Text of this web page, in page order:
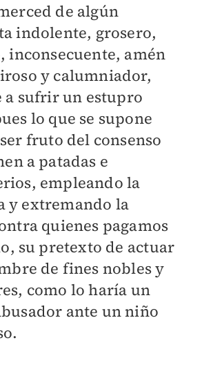
de algún
indolente, grosero,
inconsecuente, amén
y calumniador,
a sufrir un estupro
lo que se supone
fruto del consenso
a patadas e
empleando la
y extremando la
quienes pagamos
su pretexto de actuar
de fines nobles y
como lo haría un
ante un niño